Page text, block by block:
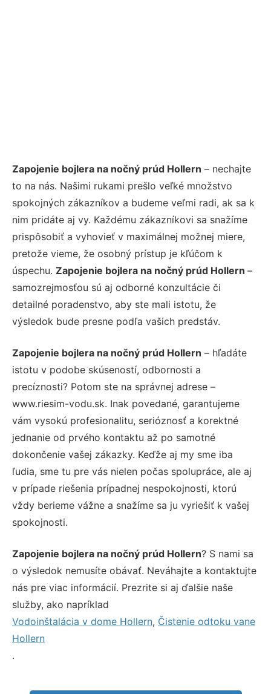
Zapojenie bojlera na nočný prúd Hollern – nechajte
to na nás. Našimi rukami prešlo veľké množstvo
spokojných zákazníkov a budeme veľmi radi, ak sa k
nim pridáte aj vy. Každému zákazníkovi sa snažíme
prispôsobiť a vyhovieť v maximálnej možnej miere,
pretože vieme, že osobný prístup je kľúčom k
úspechu. Zapojenie bojlera na nočný prúd Hollern –
samozrejmosťou sú aj odborné konzultácie či
detailné poradenstvo, aby ste mali istotu, že
výsledok bude presne podľa vašich predstáv.
Zapojenie bojlera na nočný prúd Hollern – hľadáte
istotu v podobe skúseností, odbornosti a
precíznosti? Potom ste na správnej adrese –
www.riesim-vodu.sk. Inak povedané, garantujeme
vám vysokú profesionalitu, serióznosť a korektné
jednanie od prvého kontaktu až po samotné
dokončenie vašej zákazky. Keďže aj my sme iba
ľudia, sme tu pre vás nielen počas spolupráce, ale aj
v prípade riešenia prípadnej nespokojnosti, ktorú
vždy berieme vážne a snažíme sa ju vyriešiť k vašej
spokojnosti.
Zapojenie bojlera na nočný prúd Hollern? S nami sa
o výsledok nemusíte obávať. Neváhajte a kontaktujte
nás pre viac informácií. Prezrite si aj ďalšie naše
služby, ako napríklad
Vodoinštalácia v dome Hollern, Čistenie odtoku vane
Hollern
.